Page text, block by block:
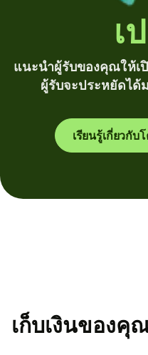
เ
แนะนำผู้รับของคุณให้
ผู้รับจะประหยัดได้
เรียนรู้เกี่ยวกับ
เก็บเงินของคุ